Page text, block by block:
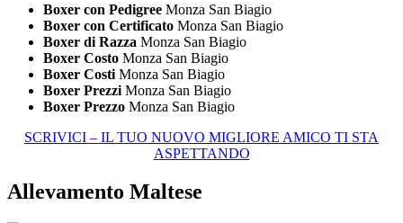
Boxer con Pedigree Monza San Biagio
Boxer con Certificato Monza San Biagio
Boxer di Razza Monza San Biagio
Boxer Costo Monza San Biagio
Boxer Costi Monza San Biagio
Boxer Prezzi Monza San Biagio
Boxer Prezzo Monza San Biagio
SCRIVICI – IL TUO NUOVO MIGLIORE AMICO TI STA
ASPETTANDO
Allevamento Maltese